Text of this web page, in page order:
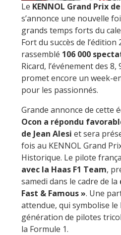
Le KENNOL Grand Prix
s’annonce une nouvelle
grands temps forts du
Fort du succès de l’édition
rassemblé 106 000
Ricard, l’événement des
promet encore un week-
pour les passionnés.
Grande annonce de cette
Ocon a répondu
de Jean Alesi et sera
fois au KENNOL Grand
Historique. Le pilote
avec la Haas F1 Team,
samedi dans le cadre de la
Fast & Famous ». Une
attendue, qui symbolise
génération de pilotes
la Formule 1.